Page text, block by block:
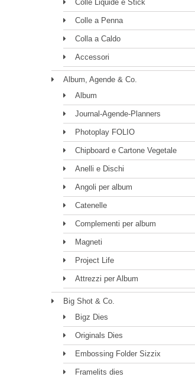
Colle Liquide e Stick
Colle a Penna
Colla a Caldo
Accessori
Album, Agende & Co.
Album
Journal-Agende-Planners
Photoplay FOLIO
Chipboard e Cartone Vegetale
Anelli e Dischi
Angoli per album
Catenelle
Complementi per album
Magneti
Project Life
Attrezzi per Album
Big Shot & Co.
Bigz Dies
Originals Dies
Embossing Folder Sizzix
Framelits dies